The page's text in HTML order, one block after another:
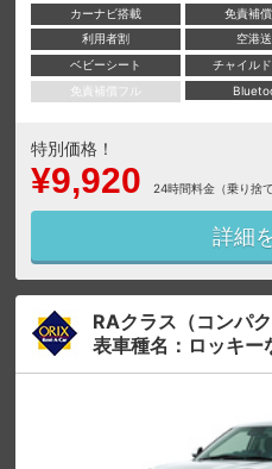
カーナビ搭載 免責補
利用者割
空港
ベビーシート
チャイル
免責補償フル
特別価格！
¥9,920 24時間料金（乗り捨
詳細
RAクラス（コンパ
表車種名：ロッキー